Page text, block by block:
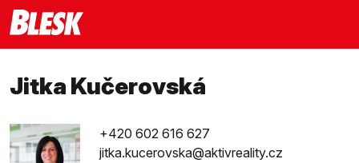
Jitka Kučerovská
+420 602 616 627
jitka.kucerovska@aktivreality.cz